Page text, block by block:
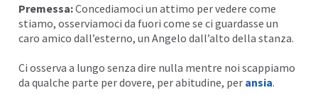
Premessa:Concediamoci un attimo per vedere come
stiamo, osserviamoci da fuori come se ci guardasse un
caro amico dall’esterno, un Angelo dall’alto della stanza.
Ci osserva a lungo senza dire nulla mentre noi scappiamo
da qualche parte per dovere, per abitudine, per ansia.